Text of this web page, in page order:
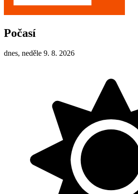
Počasí
dnes, neděle 9. 8. 2026